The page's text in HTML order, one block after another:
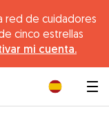
red de cuidadores
cinco estrellas
mi cuenta.